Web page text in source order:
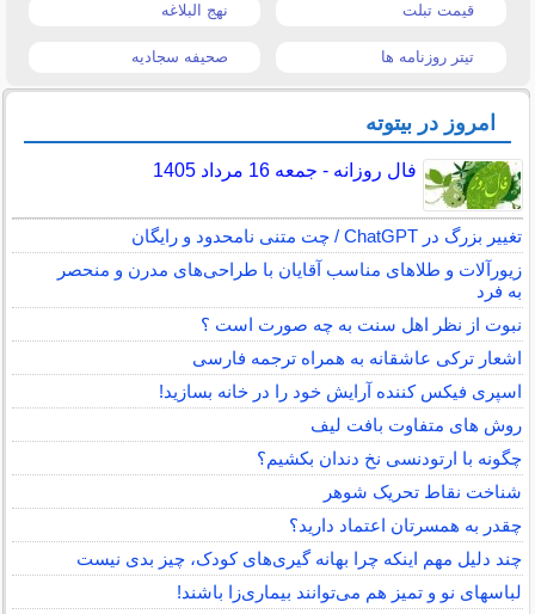
قیمت تبلت نهج البلاغه
تیتر روزنامه ها صحیفه سجادیه
امروز در بیتوته
فال روزانه - جمعه 16 مرداد 1405
تغییر بزرگ در ChatGPT / چت متنی نامحدود و رایگان
زیورآلات و طلاهای مناسب آقایان با طراحی‌های مدرن و منحصر
به فرد
نبوت از نظر اهل سنت به چه صورت است ؟
اشعار ترکی عاشقانه به همراه ترجمه فارسی
اسپری فیکس کننده آرایش خود را در خانه بسازید!
روش های متفاوت بافت لیف
چگونه با ارتودنسی نخ دندان بکشیم؟
شناخت نقاط تحریک شوهر
چقدر به همسرتان اعتماد دارید؟
چند دلیل مهم اینکه چرا بهانه گیری‌های کودک، چیز بدی نیست
لباس‎های نو و تمیز هم می‌توانند بیماری‌زا باشند!